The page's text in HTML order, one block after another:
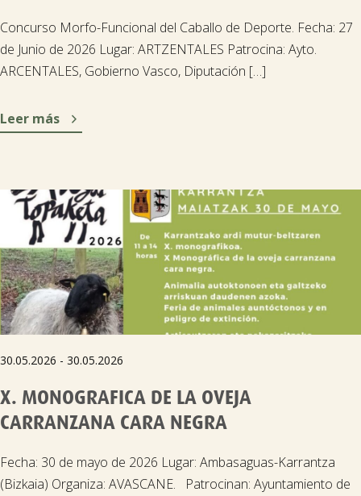
Concurso Morfo-Funcional del Caballo de Deporte. Fecha: 27
de Junio de 2026 Lugar: ARTZENTALES Patrocina: Ayto.
ARCENTALES, Gobierno Vasco, Diputación […]
Leer más 
30.05.2026 - 30.05.2026
X. MONOGRAFICA DE LA OVEJA
CARRANZANA CARA NEGRA
Fecha: 30 de mayo de 2026 Lugar: Ambasaguas-Karrantza
(Bizkaia) Organiza: AVASCANE. Patrocinan: Ayuntamiento de